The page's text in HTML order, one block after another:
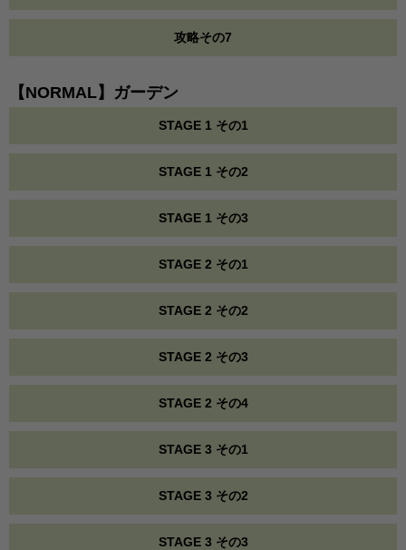
攻略その7
【NORMAL】ガーデン
STAGE 1 その1
STAGE 1 その2
STAGE 1 その3
STAGE 2 その1
STAGE 2 その2
STAGE 2 その3
STAGE 2 その4
STAGE 3 その1
STAGE 3 その2
STAGE 3 その3